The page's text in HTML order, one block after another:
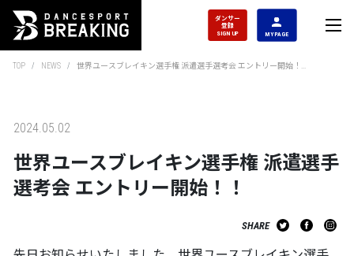
ダンサー
登録
SIGN UP MY PAGE
TOP NEWS 世界ユースブレイキン選手権 派遣選手選考会 エントリー開始！...
2024.05.02
世界ユースブレイキン選手権 派遣選手
選考会 エントリー開始！！
SHARE